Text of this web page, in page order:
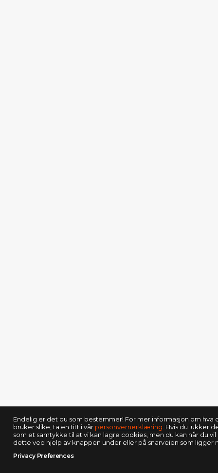
Endelig er det du som bestemmer! For mer informasjon om hva
bruker slike, ta en titt i vår personvernerklæring . Hvis du lukker
som et samtykke til at vi kan lagre cookies, men du kan når du
dette ved hjelp av knappen under eller på snarveien som ligger
Privacy Preferences